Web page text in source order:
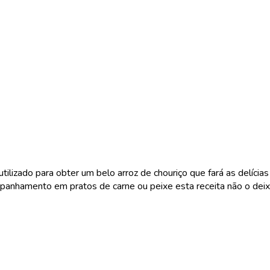
para obter um belo arroz de chouriço que fará as
em pratos de carne ou peixe esta receita não o